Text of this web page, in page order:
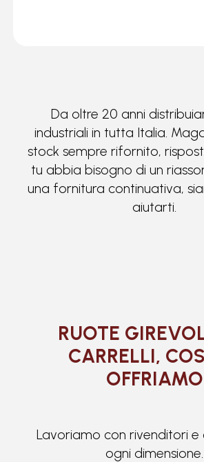
Da oltre 20 anni
industriali in tutta Italia.
stock sempre rifornito,
tu abbia bisogno di un
una fornitura continuativa,
aiutarti.
RUOTE
CARRELLI,
OFFRIAMO
Lavoriamo con rivenditori
ogni dimensione.